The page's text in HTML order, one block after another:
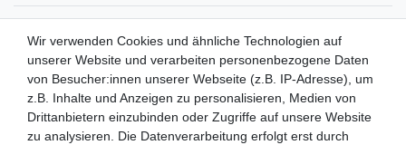
ZAHLUNGSMETHODEN
WIR VERSENDEN MIT
Wir verwenden Cookies und ähnliche Technologien auf
unserer Website und verarbeiten personenbezogene Daten
von Besucher:innen unserer Webseite (z.B. IP-Adresse), um
z.B. Inhalte und Anzeigen zu personalisieren, Medien von
Drittanbietern einzubinden oder Zugriffe auf unsere Website
zu analysieren. Die Datenverarbeitung erfolgt erst durch